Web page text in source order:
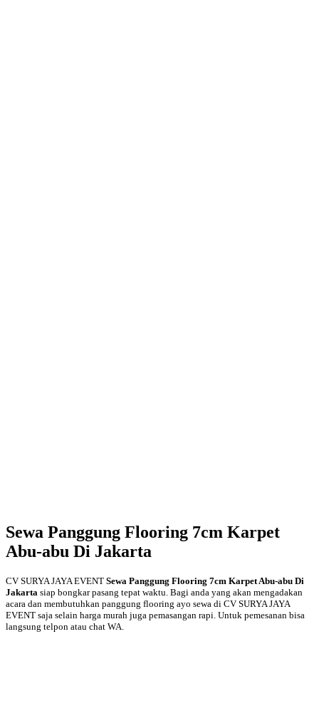
Sewa Panggung Flooring 7cm Karpet
Abu-abu Di Jakarta
CV SURYA JAYA EVENT Sewa Panggung Flooring 7cm Karpet Abu-abu Di
Jakarta siap bongkar pasang tepat waktu. Bagi anda yang akan mengadakan
acara dan membutuhkan panggung flooring ayo sewa di CV SURYA JAYA
EVENT saja selain harga murah juga pemasangan rapi. Untuk pemesanan bisa
langsung telpon atau chat WA.